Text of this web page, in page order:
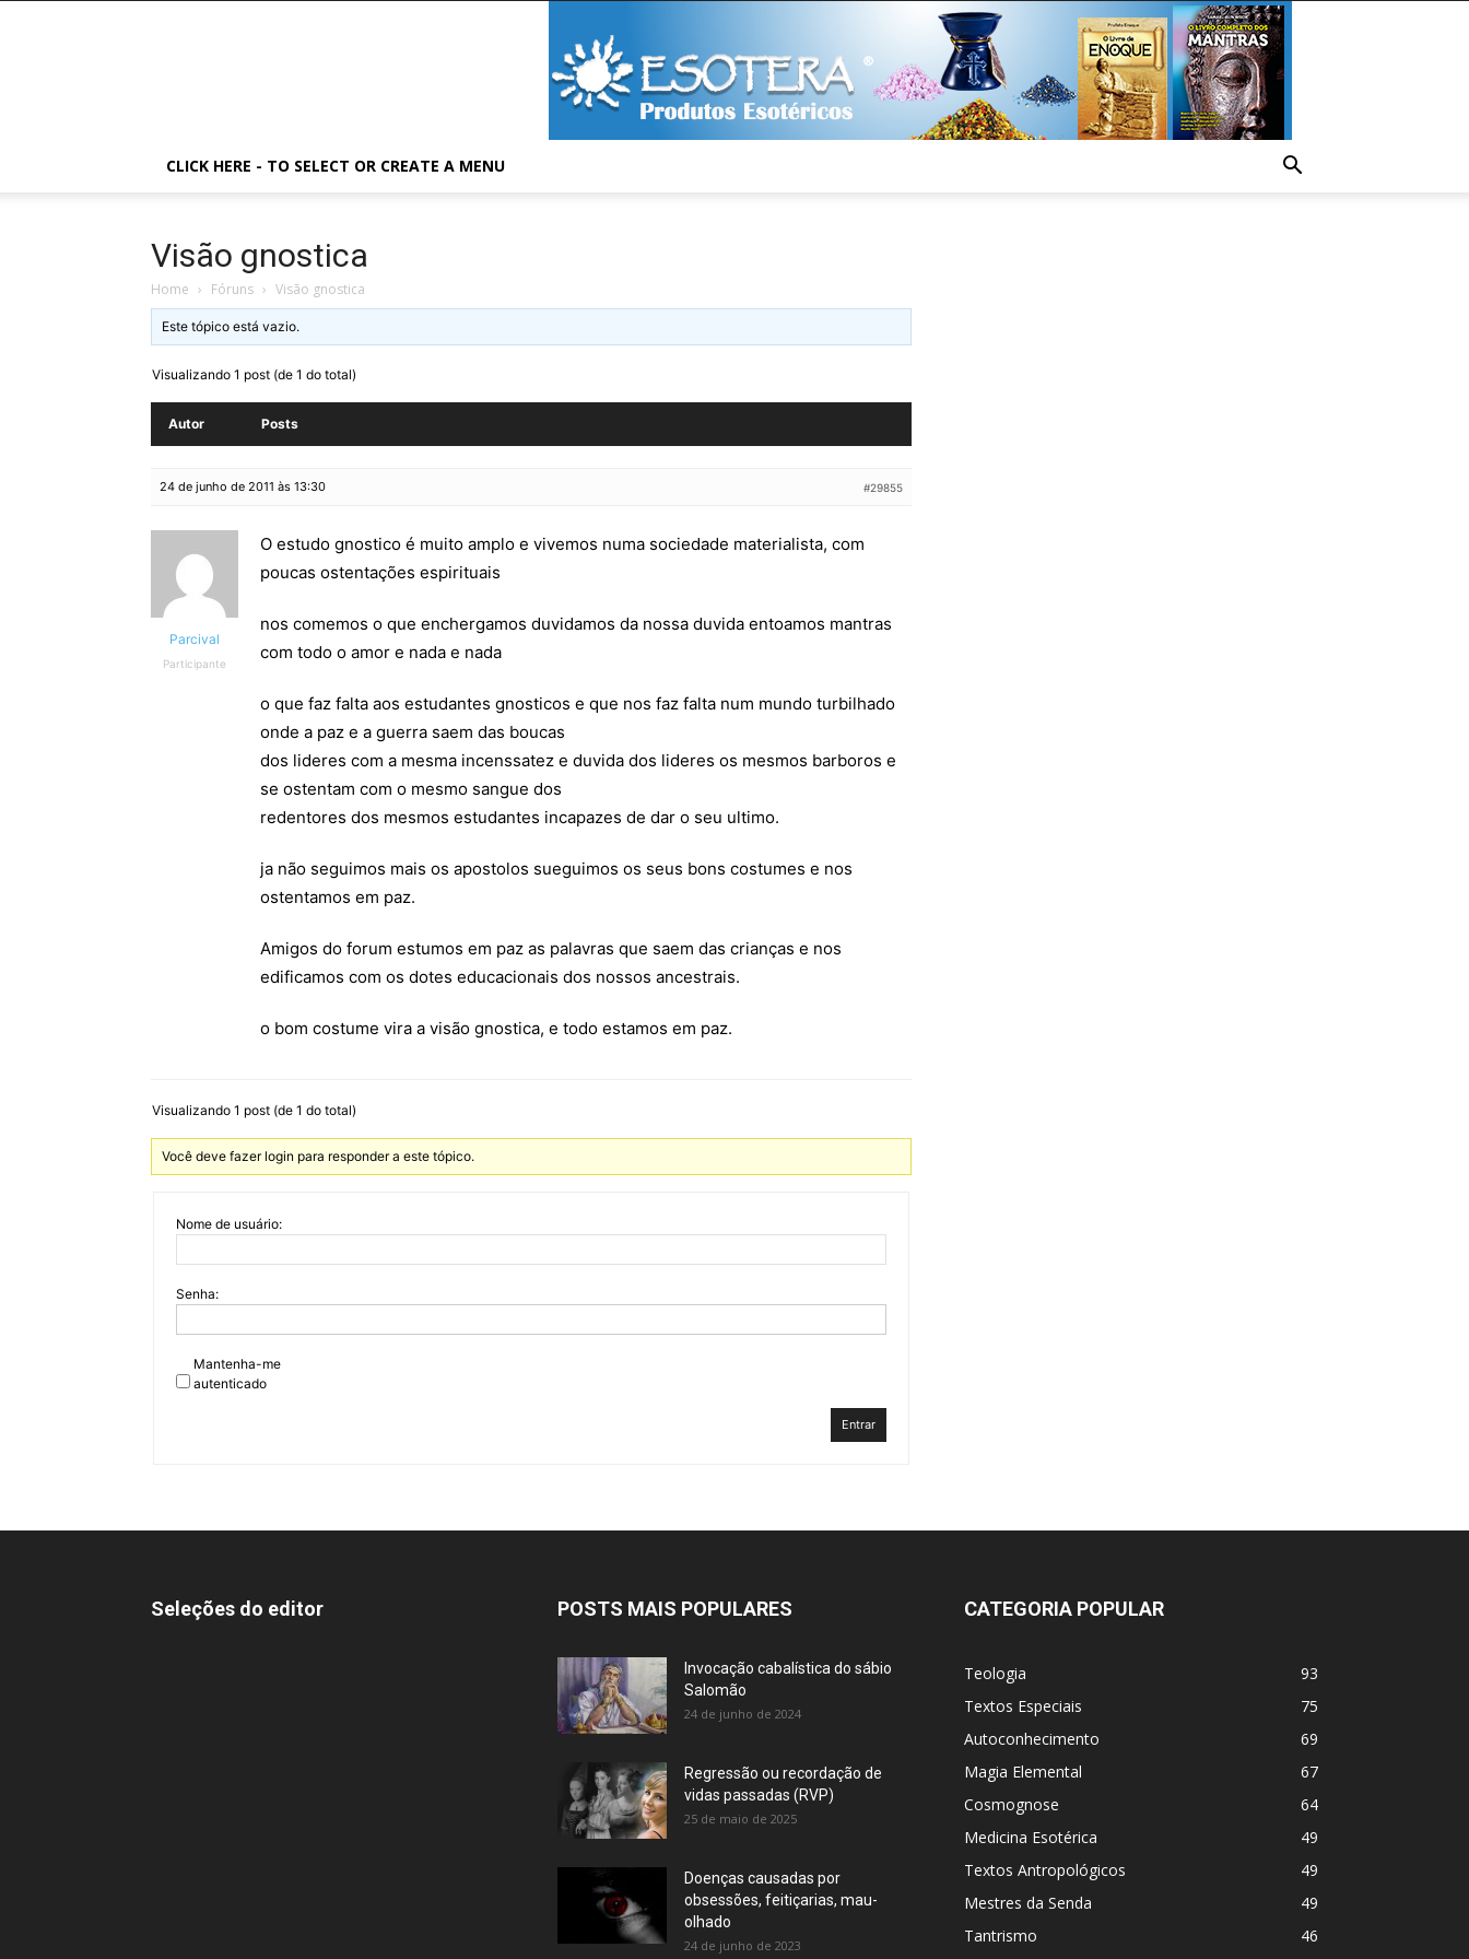
CLICK HERE - TO SELECT OR CREATE A MENU
Visão gnostica
Home › Fóruns › Visão gnostica
Este tópico está vazio.
Visualizando 1 post (de 1 do total)
Autor Posts
24 de junho de 2011 às 13:30 #29855
Parcival
Participante
O estudo gnostico é muito amplo e vivemos numa sociedade materialista, com
poucas ostentações espirituais
nos comemos o que enchergamos duvidamos da nossa duvida entoamos mantras
com todo o amor e nada e nada
o que faz falta aos estudantes gnosticos e que nos faz falta num mundo turbilhado
onde a paz e a guerra saem das boucas
dos lideres com a mesma incenssatez e duvida dos lideres os mesmos barboros e
se ostentam com o mesmo sangue dos
redentores dos mesmos estudantes incapazes de dar o seu ultimo.
ja não seguimos mais os apostolos sueguimos os seus bons costumes e nos
ostentamos em paz.
Amigos do forum estumos em paz as palavras que saem das crianças e nos
edificamos com os dotes educacionais dos nossos ancestrais.
o bom costume vira a visão gnostica, e todo estamos em paz.
Visualizando 1 post (de 1 do total)
Você deve fazer login para responder a este tópico.
Nome de usuário:
Senha:
Mantenha-me
autenticado
Entrar
Seleções do editor POSTS MAIS POPULARES
Invocação cabalística do sábio
Salomão
24 de junho de 2024
Regressão ou recordação de
vidas passadas (RVP)
25 de maio de 2025
Doenças causadas por
obsessões, feitiçarias, mau-
olhado
24 de junho de 2023
CATEGORIA POPULAR
Teologia
93
Textos Especiais
75
Autoconhecimento
69
Magia Elemental
67
Cosmognose
64
Medicina Esotérica
49
Textos Antropológicos
49
Mestres da Senda
49
Tantrismo
46